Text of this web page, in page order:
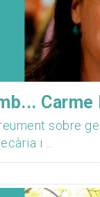
Carme
sobre
i ...